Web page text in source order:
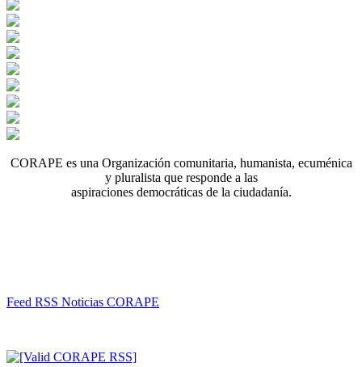
CORAPE es una Organización comunitaria, humanista, ecuménica
y pluralista que responde a las
aspiraciones democráticas de la ciudadanía.
Feed RSS Noticias CORAPE